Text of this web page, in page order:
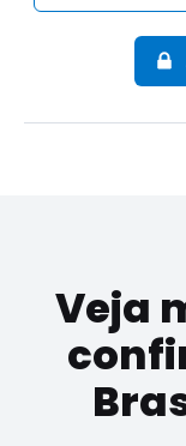
Veja